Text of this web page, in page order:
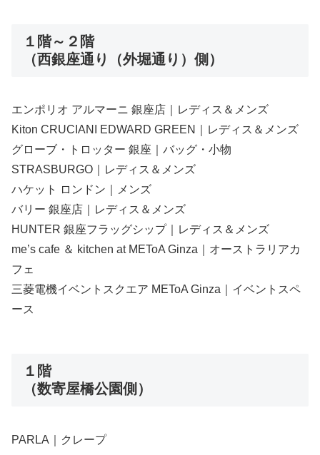
１階～２階
（西銀座通り（外堀通り）側）
エンポリオ アルマーニ 銀座店｜レディス＆メンズ
Kiton CRUCIANI EDWARD GREEN｜レディス＆メンズ
グローブ・トロッター 銀座｜バッグ・小物
STRASBURGO｜レディス＆メンズ
ハケット ロンドン｜メンズ
バリー 銀座店｜レディス＆メンズ
HUNTER 銀座フラッグシップ｜レディス＆メンズ
me’s cafe ＆ kitchen at METoA Ginza｜オーストラリアカ
フェ
三菱電機イベントスクエア METoA Ginza｜イベントスペ
ース
１階
（数寄屋橋公園側）
PARLA｜クレープ